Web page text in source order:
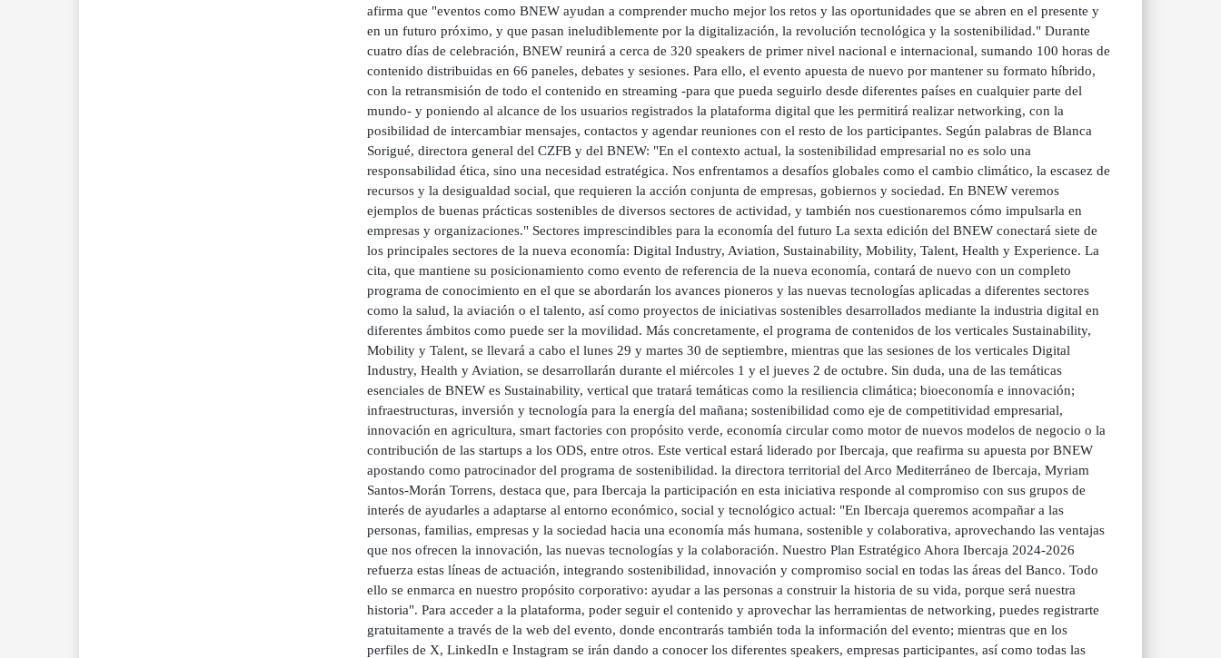
afirma que "eventos como BNEW ayudan a comprender mucho mejor los retos y las oportunidades que se abren en el presente y
en un futuro próximo, y que pasan ineludiblemente por la digitalización, la revolución tecnológica y la sostenibilidad." Durante
cuatro días de celebración, BNEW reunirá a cerca de 320 speakers de primer nivel nacional e internacional, sumando 100 horas de
contenido distribuidas en 66 paneles, debates y sesiones. Para ello, el evento apuesta de nuevo por mantener su formato híbrido,
con la retransmisión de todo el contenido en streaming -para que pueda seguirlo desde diferentes países en cualquier parte del
mundo- y poniendo al alcance de los usuarios registrados la plataforma digital que les permitirá realizar networking, con la
posibilidad de intercambiar mensajes, contactos y agendar reuniones con el resto de los participantes. Según palabras de Blanca
Sorigué, directora general del CZFB y del BNEW: "En el contexto actual, la sostenibilidad empresarial no es solo una
responsabilidad ética, sino una necesidad estratégica. Nos enfrentamos a desafíos globales como el cambio climático, la escasez de
recursos y la desigualdad social, que requieren la acción conjunta de empresas, gobiernos y sociedad. En BNEW veremos
ejemplos de buenas prácticas sostenibles de diversos sectores de actividad, y también nos cuestionaremos cómo impulsarla en
empresas y organizaciones." Sectores imprescindibles para la economía del futuro La sexta edición del BNEW conectará siete de
los principales sectores de la nueva economía: Digital Industry, Aviation, Sustainability, Mobility, Talent, Health y Experience. La
cita, que mantiene su posicionamiento como evento de referencia de la nueva economía, contará de nuevo con un completo
programa de conocimiento en el que se abordarán los avances pioneros y las nuevas tecnologías aplicadas a diferentes sectores
como la salud, la aviación o el talento, así como proyectos de iniciativas sostenibles desarrollados mediante la industria digital en
diferentes ámbitos como puede ser la movilidad. Más concretamente, el programa de contenidos de los verticales Sustainability,
Mobility y Talent, se llevará a cabo el lunes 29 y martes 30 de septiembre, mientras que las sesiones de los verticales Digital
Industry, Health y Aviation, se desarrollarán durante el miércoles 1 y el jueves 2 de octubre. Sin duda, una de las temáticas
esenciales de BNEW es Sustainability, vertical que tratará temáticas como la resiliencia climática; bioeconomía e innovación;
infraestructuras, inversión y tecnología para la energía del mañana; sostenibilidad como eje de competitividad empresarial,
innovación en agricultura, smart factories con propósito verde, economía circular como motor de nuevos modelos de negocio o la
contribución de las startups a los ODS, entre otros. Este vertical estará liderado por Ibercaja, que reafirma su apuesta por BNEW
apostando como patrocinador del programa de sostenibilidad. la directora territorial del Arco Mediterráneo de Ibercaja, Myriam
Santos-Morán Torrens, destaca que, para Ibercaja la participación en esta iniciativa responde al compromiso con sus grupos de
interés de ayudarles a adaptarse al entorno económico, social y tecnológico actual: "En Ibercaja queremos acompañar a las
personas, familias, empresas y la sociedad hacia una economía más humana, sostenible y colaborativa, aprovechando las ventajas
que nos ofrecen la innovación, las nuevas tecnologías y la colaboración. Nuestro Plan Estratégico Ahora Ibercaja 2024-2026
refuerza estas líneas de actuación, integrando sostenibilidad, innovación y compromiso social en todas las áreas del Banco. Todo
ello se enmarca en nuestro propósito corporativo: ayudar a las personas a construir la historia de su vida, porque será nuestra
historia". Para acceder a la plataforma, poder seguir el contenido y aprovechar las herramientas de networking, puedes registrarte
gratuitamente a través de la web del evento, donde encontrarás también toda la información del evento; mientras que en los
perfiles de X, LinkedIn e Instagram se irán dando a conocer los diferentes speakers, empresas participantes, así como todas las